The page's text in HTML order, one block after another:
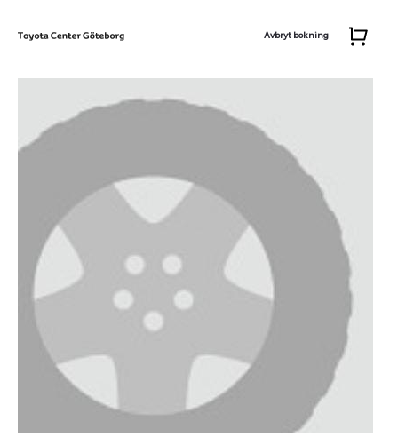
Avbryt bokning